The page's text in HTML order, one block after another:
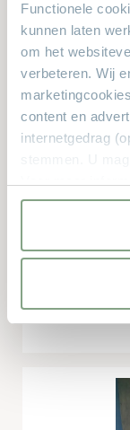
Functionele
kunnen laten
om het
verbeteren. Wij
content en
internetgedrag
onze website
Andere
Dit zijn de
leuks voor u bij?